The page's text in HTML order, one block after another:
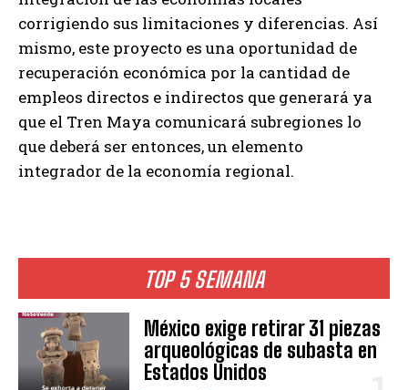
TOP 5 SEMANA
México exige retirar 31 piezas
arqueológicas de subasta en
Estados Unidos
corrigiendo sus limitaciones y diferencias. Así
mismo, este proyecto es una oportunidad de
recuperación económica por la cantidad de
empleos directos e indirectos que generará ya
que el Tren Maya comunicará subregiones lo
que deberá ser entonces, un elemento
integrador de la economía regional.